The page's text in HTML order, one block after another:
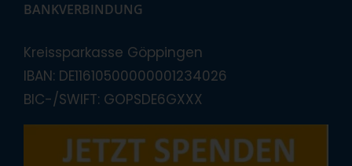
BANKVERBINDUNG
Kreissparkasse Göppingen
IBAN: DE11610500000001234026
BIC-/SWIFT: GOPSDE6GXXX